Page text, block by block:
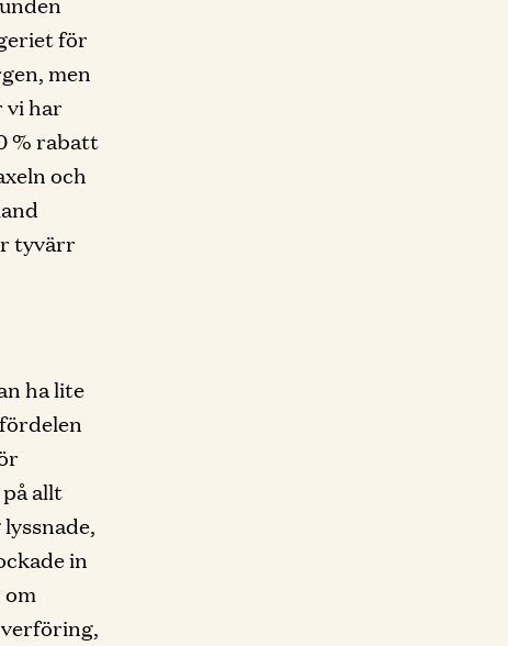
för
men
vi har
% rabatt
och
tyvärr
ha lite
allt
in
om